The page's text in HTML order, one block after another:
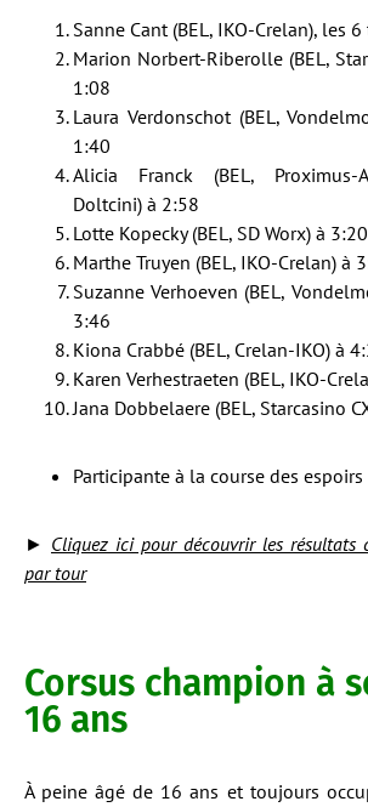
Sanne Cant (BEL, IKO-Crelan), les
Marion Norbert-Riberolle (BEL,
1:08
Laura Verdonschot (BEL,
1:40
Alicia Franck (BEL, Proximus-
Doltcini) à 2:58
Lotte Kopecky (BEL, SD Worx) à 3:20
Marthe Truyen (BEL, IKO-Crelan) à
Suzanne Verhoeven (BEL,
3:46
Kiona Crabbé (BEL, Crelan-IKO) à
Karen Verhestraeten (BEL, IKO-
Jana Dobbelaere (BEL, Starcasino
Participante à la course des espoirs
► Cliquez ici pour découvrir les résultats
par tour
Corsus champion à
16 ans
À peine âgé de 16 ans et toujours